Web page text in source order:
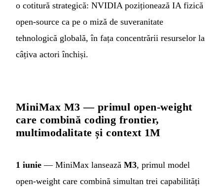
o cotitură strategică: NVIDIA poziționează IA fizică
open-source ca pe o miză de suveranitate
tehnologică globală, în fața concentrării resurselor la
câțiva actori închiși.
MiniMax M3 — primul open-weight
care combină coding frontier,
multimodalitate și context 1M
1 iunie — MiniMax lansează M3, primul model
open-weight care combină simultan trei capabilități